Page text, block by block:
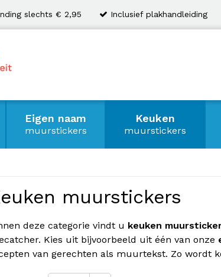
slechts € 2,95 Inclusief plakhandleiding
Eigen naam
muurstickers
Keuken
muurstickers
muurstickers
deze categorie vindt u keuken
Kies uit bijvoorbeeld uit één van onze
van gerechten als muurtekst. Zo wordt